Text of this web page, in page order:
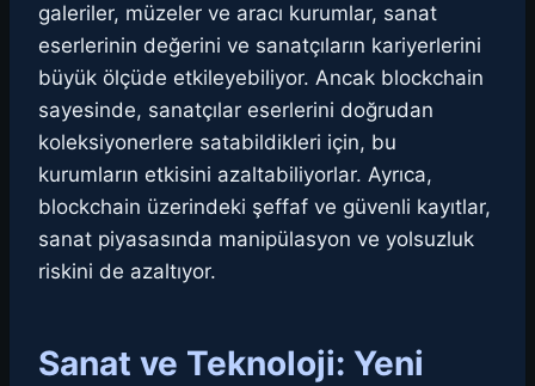
galeriler, müzeler ve aracı kurumlar, sanat
eserlerinin değerini ve sanatçıların kariyerlerini
büyük ölçüde etkileyebiliyor. Ancak blockchain
sayesinde, sanatçılar eserlerini doğrudan
koleksiyonerlere satabildikleri için, bu
kurumların etkisini azaltabiliyorlar. Ayrıca,
blockchain üzerindeki şeffaf ve güvenli kayıtlar,
sanat piyasasında manipülasyon ve yolsuzluk
riskini de azaltıyor.
Sanat ve Teknoloji: Yeni